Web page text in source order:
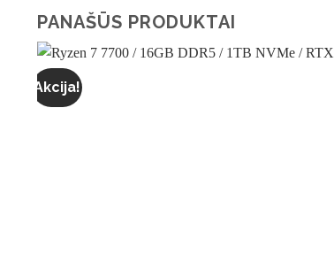
PANAŠŪS PRODUKTAI
Akcija!